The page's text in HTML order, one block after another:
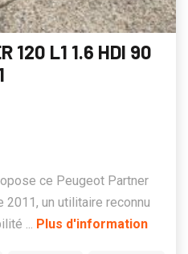
120 L1 1.6 HDI 90
ce Peugeot Partner
2011, un utilitaire reconnu
... Plus d'information